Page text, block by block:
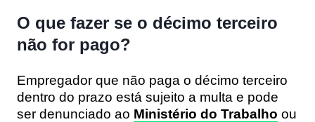
O que fazer se o décimo terceiro
não for pago?
Empregador que não paga o décimo terceiro
dentro do prazo está sujeito a multa e pode
ser denunciado ao Ministério do Trabalho ou